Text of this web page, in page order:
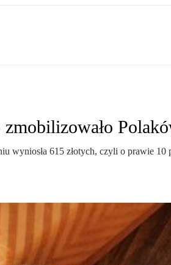
wyniosła 615 złotych, czyli o prawie